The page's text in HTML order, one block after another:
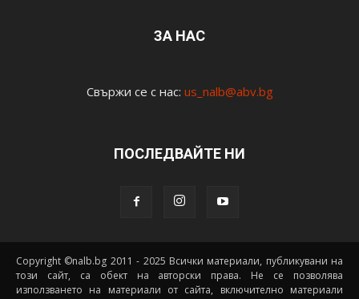
ЗА НАС
Свържи се с нас: us_nalb@abv.bg
ПОСЛЕДВАЙТЕ НИ
Copyright ©nalb.bg 2011 - 2025 Всички материали, публикувани на
този сайт, са обект на авторски права. Не се позволява
използването на материали от сайта, включително материали